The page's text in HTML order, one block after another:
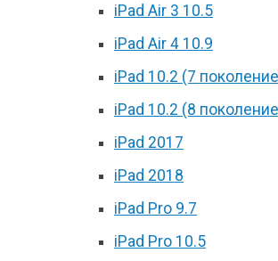
iPad Air 3 10.5
iPad Air 4 10.9
iPad 10.2 (7
iPad 10.2 (8
iPad 2017
iPad 2018
iPad Pro 9.7
iPad Pro 10.5